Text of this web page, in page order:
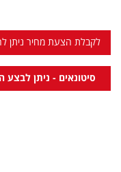
לקבלת הצעת מחיר ניתן
סיטונאים - ניתן לבצע